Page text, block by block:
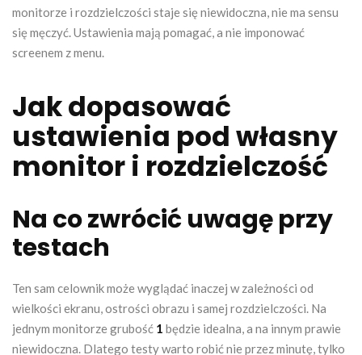
monitorze i rozdzielczości staje się niewidoczna, nie ma sensu
się męczyć. Ustawienia mają pomagać, a nie imponować
screenem z menu.
Jak dopasować
ustawienia pod własny
monitor i rozdzielczość
Na co zwrócić uwagę przy
testach
Ten sam celownik może wyglądać inaczej w zależności od
wielkości ekranu, ostrości obrazu i samej rozdzielczości. Na
jednym monitorze grubość 1 będzie idealna, a na innym prawie
niewidoczna. Dlatego testy warto robić nie przez minutę, tylko